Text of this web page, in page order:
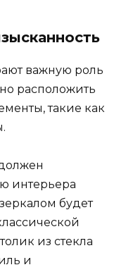
важную роль
расположить
такие как
интерьера
будет
из стекла
и